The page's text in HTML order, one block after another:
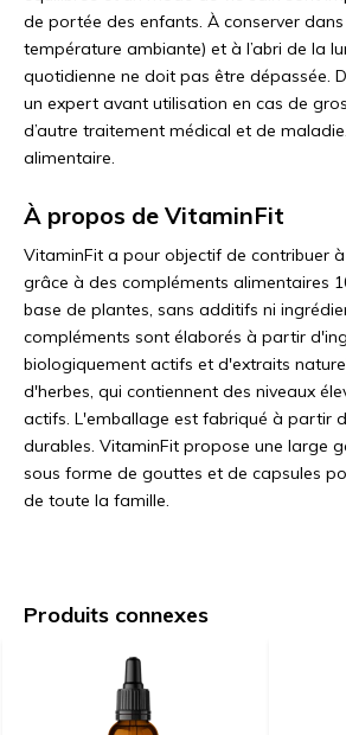
de portée des enfants. À conserver
température ambiante) et à l’abri de la
quotidienne ne doit pas être dépassée.
un expert avant utilisation en cas de
d’autre traitement médical et de maladie.
alimentaire.
À propos de VitaminFit
VitaminFit a pour objectif de contribuer
grâce à des compléments alimentaires
base de plantes, sans additifs ni
compléments sont élaborés à partir
biologiquement actifs et d'extraits
d'herbes, qui contiennent des niveaux
actifs. L'emballage est fabriqué à partir
durables. VitaminFit propose une large
sous forme de gouttes et de capsules
de toute la famille.
Produits connexes